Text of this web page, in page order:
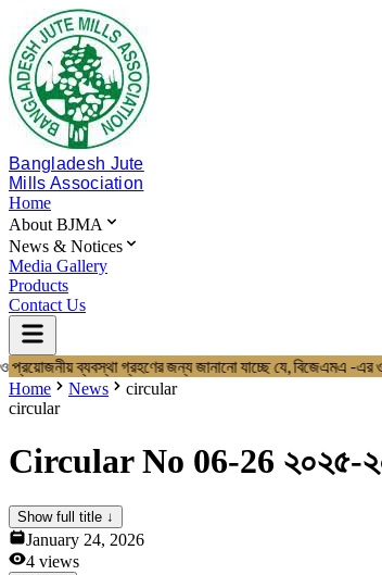
Bangladesh Jute
Mills Association
Home
About BJMA
News & Notices
Media Gallery
Products
Contact Us
Home
About BJMA
About Us
Secretariat & Staff
Members List
News & Notices
Publications
Media Gallery
Products
প্রয়োজনীয় ব্যবস্থা গ্রহণের জন্য জানানো যাচ্ছে যে,
Home News
circular
circular
Circular No 06-26 ২০২৫-২০২৬
Show full title ↓
January 24, 2026
4 views